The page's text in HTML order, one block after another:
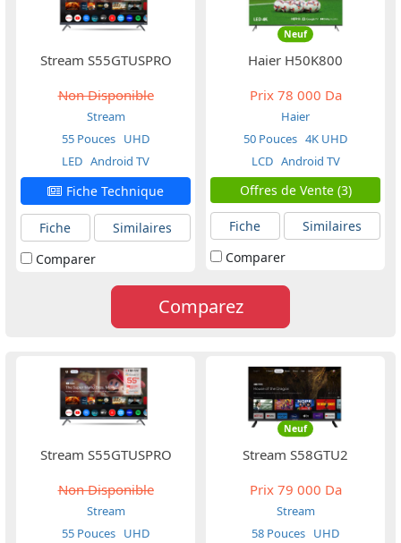
Stream S55GTUSPRO
Non Disponible
Stream
55 Pouces UHD
LED Android TV
Fiche Technique
Fiche
Similaires
Comparer
Neuf
Haier H50K800
Prix78 000 Da
Haier
50 Pouces 4K UHD
LCD Android TV
Offres de Vente (3)
Fiche
Similaires
Comparer
Comparez
Stream S55GTUSPRO
Non Disponible
Stream
55 Pouces UHD
Neuf
Stream S58GTU2
Prix79 000 Da
Stream
58 Pouces UHD